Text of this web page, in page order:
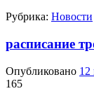
Рубрика: Новости
расписание
Опубликовано 12
165